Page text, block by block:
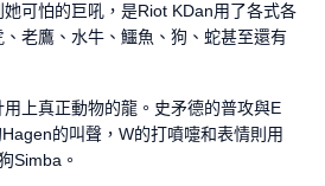
可怕的巨吼，是Riot KDan用了各式各
老鷹、水牛、鱷魚、狗、蛇甚至還有
上真正動物的龍。史矛德的普攻與E
的叫聲，W的打噴嚏和表情則用
Simba。